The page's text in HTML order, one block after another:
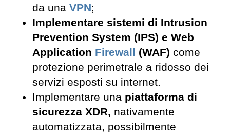
da una VPN;
Implementare sistemi di Intrusion
Prevention System (IPS) e Web
Application Firewall (WAF) come
protezione perimetrale a ridosso dei
servizi esposti su internet.
Implementare una piattaforma di
sicurezza XDR, nativamente
automatizzata, possibilmente